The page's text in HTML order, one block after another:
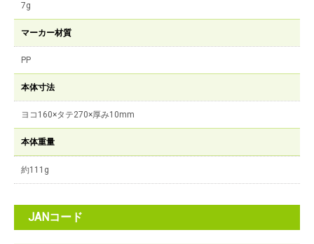
7g
マーカー材質
PP
本体寸法
ヨコ160×タテ270×厚み10mm
本体重量
約111g
JANコード